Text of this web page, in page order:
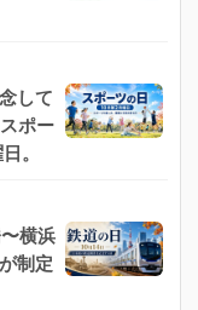
して
ポー
。
横浜
制定